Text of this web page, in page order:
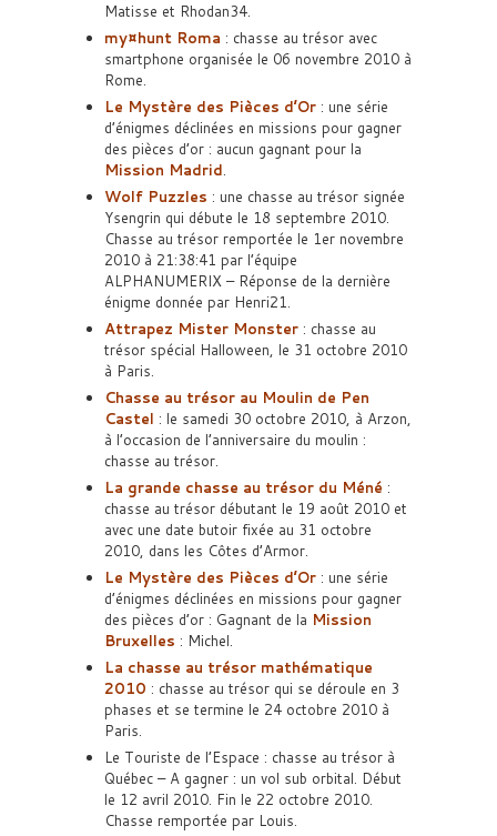
Matisse et Rhodan34.
my¤hunt Roma : chasse au trésor avec
smartphone organisée le 06 novembre 2010 à
Rome.
Le Mystère des Pièces d’Or : une série
d’énigmes déclinées en missions pour gagner
des pièces d’or : aucun gagnant pour la
Mission Madrid.
Wolf Puzzles : une chasse au trésor signée
Ysengrin qui débute le 18 septembre 2010.
Chasse au trésor remportée le 1er novembre
2010 à 21:38:41 par l’équipe
ALPHANUMERIX – Réponse de la dernière
énigme donnée par Henri21.
Attrapez Mister Monster : chasse au
trésor spécial Halloween, le 31 octobre 2010
à Paris.
Chasse au trésor au Moulin de Pen
Castel : le samedi 30 octobre 2010, à Arzon,
à l’occasion de l’anniversaire du moulin :
chasse au trésor.
La grande chasse au trésor du Méné :
chasse au trésor débutant le 19 août 2010 et
avec une date butoir fixée au 31 octobre
2010, dans les Côtes d’Armor.
Le Mystère des Pièces d’Or : une série
d’énigmes déclinées en missions pour gagner
des pièces d’or : Gagnant de la Mission
Bruxelles : Michel.
La chasse au trésor mathématique
2010 : chasse au trésor qui se déroule en 3
phases et se termine le 24 octobre 2010 à
Paris.
Le Touriste de l’Espace : chasse au trésor à
Québec – A gagner : un vol sub orbital. Début
le 12 avril 2010. Fin le 22 octobre 2010.
Chasse remportée par Louis.